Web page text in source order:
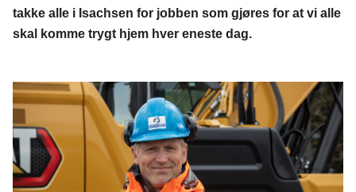
takke alle i Isachsen for jobben som gjøres for at vi alle
skal komme trygt hjem hver eneste dag.